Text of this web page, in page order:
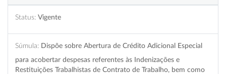
Status: Vigente
Súmula: Dispõe sobre Abertura de Crédito Adicional Especial
para acobertar despesas referentes às Indenizações e
Restituições Trabalhistas de Contrato de Trabalho, bem como